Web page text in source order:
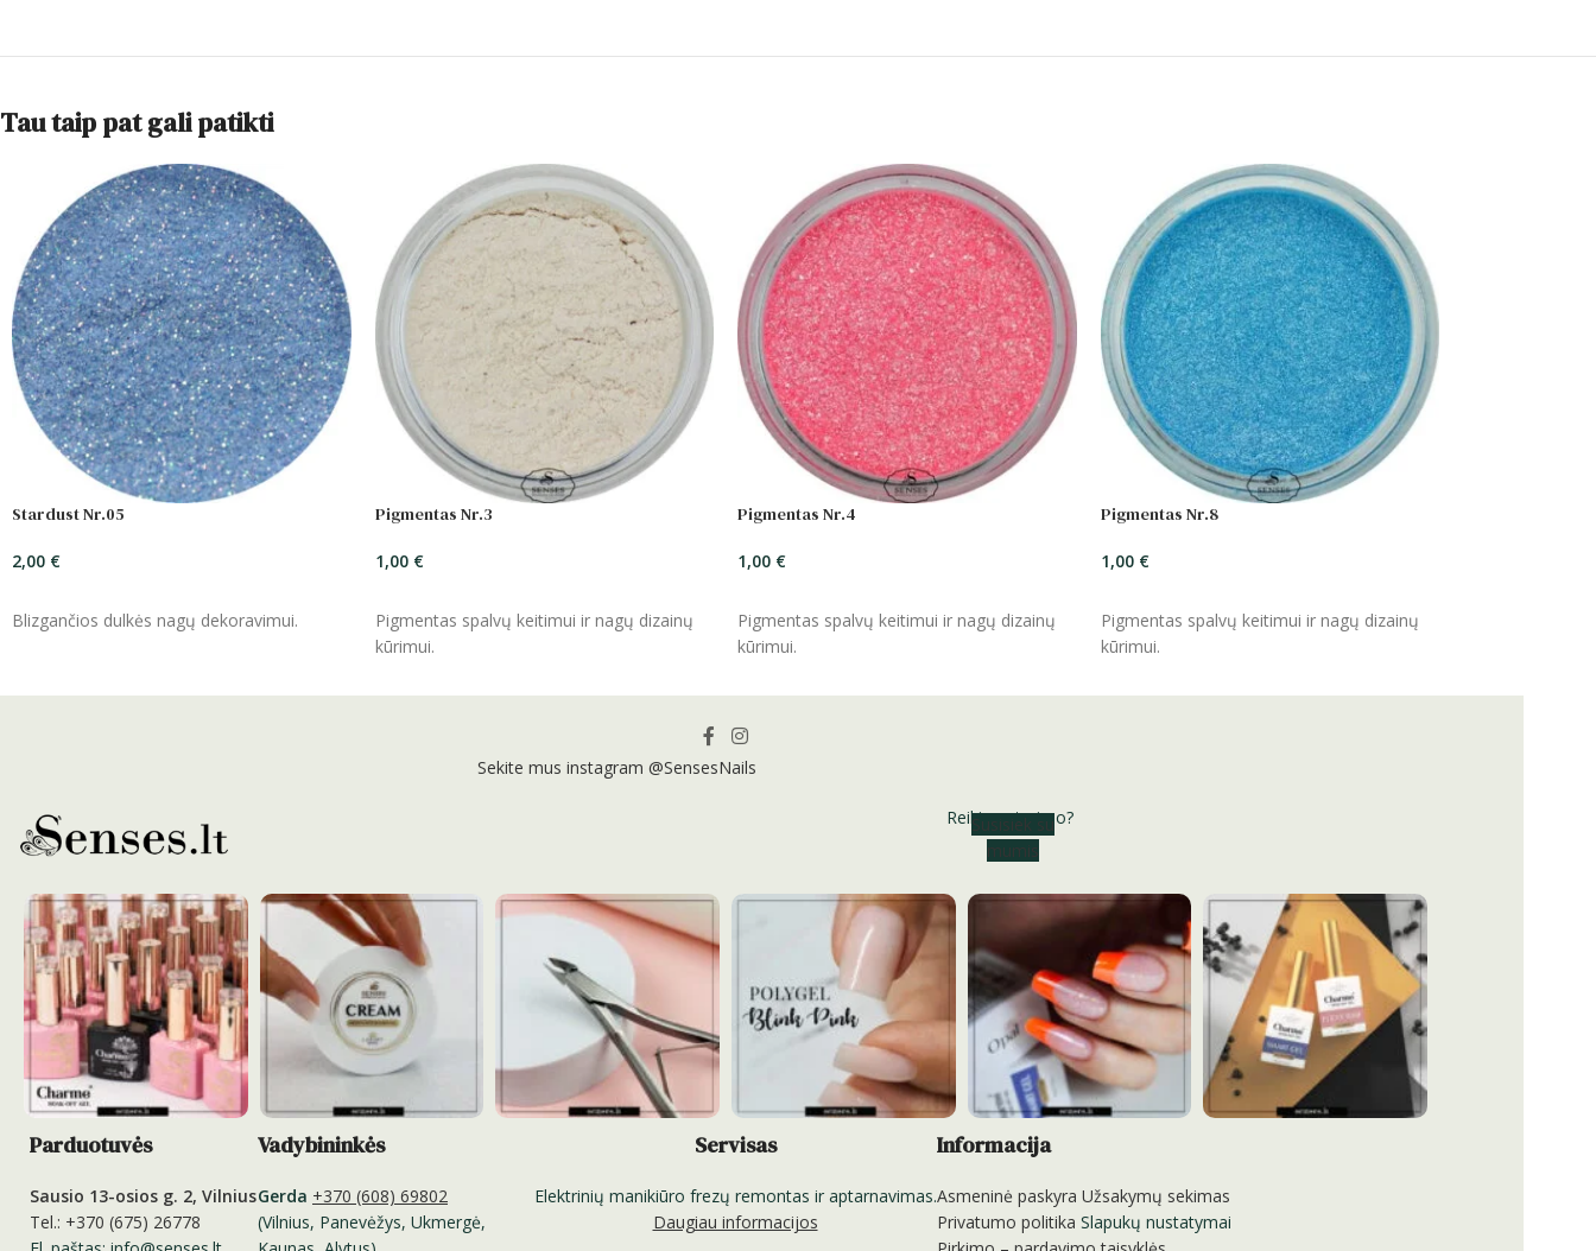
Tau taip pat gali patikti
Stardust Nr.05
2,00 €
Blizgančios dulkės nagų dekoravimui.
Pigmentas Nr.3
1,00 €
Pigmentas spalvų keitimui ir nagų dizainų
kūrimui.
Pigmentas Nr.4
1,00 €
Pigmentas spalvų keitimui ir nagų dizainų
kūrimui.
Pigmentas Nr.8
1,00 €
Pigmentas spalvų keitimui ir nagų dizainų
kūrimui.
Sekite mus instagram @SensesNails
Reikia patarimo?
Susisiek su
mumis
Parduotuvės
Sausio 13-osios g. 2, Vilnius
Tel.: +370 (675) 26778
Vadybininkės
Gerda +370 (608) 69802
(Vilnius, Panevėžys, Ukmergė,
Servisas
Elektrinių manikiūro frezų remontas ir aptarnavimas.
Daugiau informacijos
Informacija
Asmeninė paskyra Užsakymų sekimas
Privatumo politika Slapukų nustatymai